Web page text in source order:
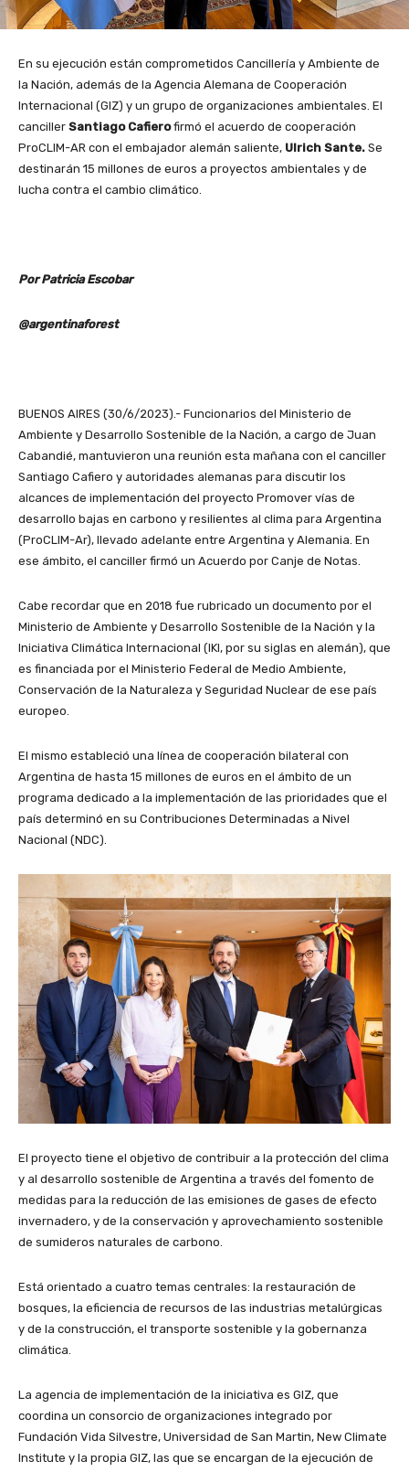
En su ejecución están comprometidos Cancillería y Ambiente de
la Nación, además de la Agencia Alemana de Cooperación
Internacional (GIZ) y un grupo de organizaciones ambientales. El
canciller Santiago Cafierofirmó el acuerdo de cooperación
ProCLIM-AR con el embajador alemán saliente, Ulrich Sante. Se
destinarán 15 millones de euros a proyectos ambientales y de
lucha contra el cambio climático.
Por Patricia Escobar
@argentinaforest
BUENOS AIRES (30/6/2023).- Funcionarios del Ministerio de
Ambiente y Desarrollo Sostenible de la Nación, a cargo de Juan
Cabandié, mantuvieron una reunión esta mañana con el canciller
Santiago Cafiero y autoridades alemanas para discutir los
alcances de implementación del proyecto Promover vías de
desarrollo bajas en carbono y resilientes al clima para Argentina
(ProCLIM-Ar), llevado adelante entre Argentina y Alemania. En
ese ámbito, el canciller firmó un Acuerdo por Canje de Notas.
Cabe recordar que en 2018 fue rubricado un documento por el
Ministerio de Ambiente y Desarrollo Sostenible de la Nación y la
Iniciativa Climática Internacional (IKI, por su siglas en alemán), que
es financiada por el Ministerio Federal de Medio Ambiente,
Conservación de la Naturaleza y Seguridad Nuclear de ese país
europeo.
El mismo estableció una línea de cooperación bilateral con
Argentina de hasta 15 millones de euros en el ámbito de un
programa dedicado a la implementación de las prioridades que el
país determinó en su Contribuciones Determinadas a Nivel
Nacional (NDC).
El proyecto tiene el objetivo de contribuir a la protección del clima
y al desarrollo sostenible de Argentina a través del fomento de
medidas para la reducción de las emisiones de gases de efecto
invernadero, y de la conservación y aprovechamiento sostenible
de sumideros naturales de carbono.
Está orientado a cuatro temas centrales: la restauración de
bosques, la eficiencia de recursos de las industrias metalúrgicas
y de la construcción, el transporte sostenible y la gobernanza
climática.
La agencia de implementación de la iniciativa es GIZ, que
coordina un consorcio de organizaciones integrado por
Fundación Vida Silvestre, Universidad de San Martin, New Climate
Institute y la propia GIZ, las que se encargan de la ejecución de